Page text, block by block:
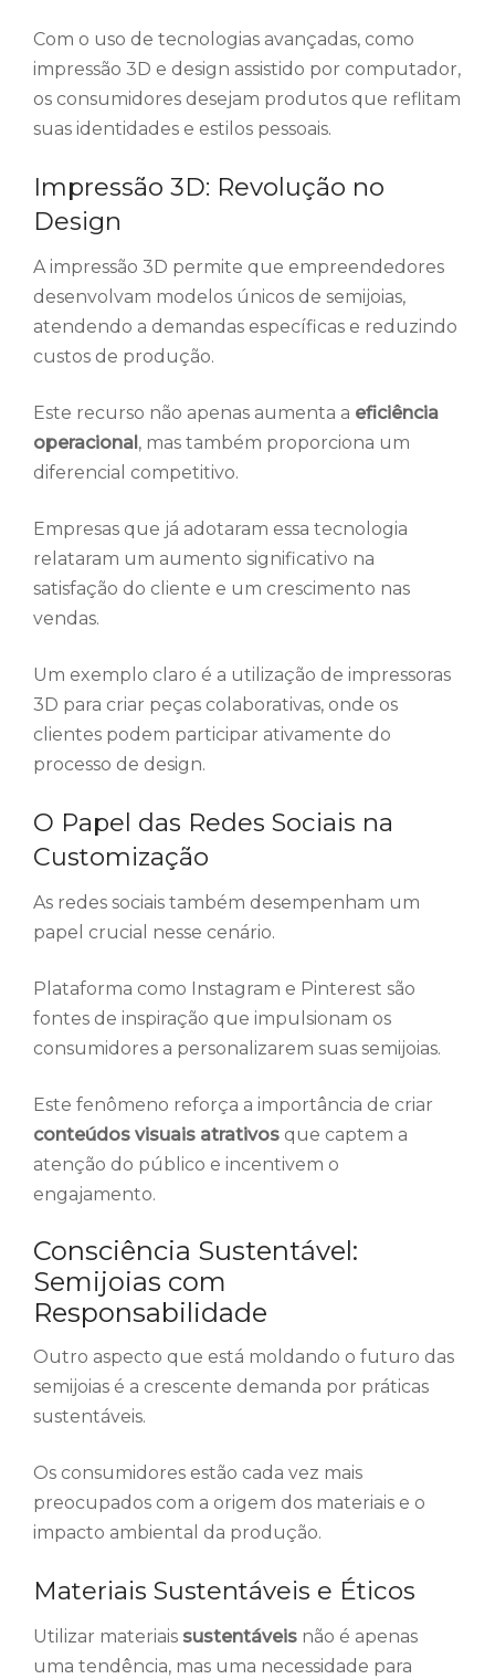
Com o uso de tecnologias avançadas, como
impressão 3D e design assistido por computador,
os consumidores desejam produtos que reflitam
suas identidades e estilos pessoais.
Impressão 3D: Revolução no
Design
A impressão 3D permite que empreendedores
desenvolvam modelos únicos de semijoias,
atendendo a demandas específicas e reduzindo
custos de produção.
Este recurso não apenas aumenta a eficiência
operacional, mas também proporciona um
diferencial competitivo.
Empresas que já adotaram essa tecnologia
relataram um aumento significativo na
satisfação do cliente e um crescimento nas
vendas.
Um exemplo claro é a utilização de impressoras
3D para criar peças colaborativas, onde os
clientes podem participar ativamente do
processo de design.
O Papel das Redes Sociais na
Customização
As redes sociais também desempenham um
papel crucial nesse cenário.
Plataforma como Instagram e Pinterest são
fontes de inspiração que impulsionam os
consumidores a personalizarem suas semijoias.
Este fenômeno reforça a importância de criar
conteúdos visuais atrativos que captem a
atenção do público e incentivem o
engajamento.
Consciência Sustentável:
Semijoias com
Responsabilidade
Outro aspecto que está moldando o futuro das
semijoias é a crescente demanda por práticas
sustentáveis.
Os consumidores estão cada vez mais
preocupados com a origem dos materiais e o
impacto ambiental da produção.
Materiais Sustentáveis e Éticos
Utilizar materiais sustentáveis não é apenas
uma tendência, mas uma necessidade para